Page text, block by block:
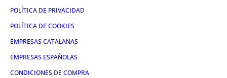
POLÍTICA DE PRIVACIDAD
POLÍTICA DE COOKIES
EMPRESAS CATALANAS
EMPRESAS ESPAÑOLAS
CONDICIONES DE COMPRA